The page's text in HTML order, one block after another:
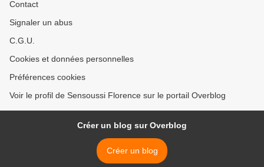
Contact
Signaler un abus
C.G.U.
Cookies et données personnelles
Préférences cookies
Voir le profil de Sensoussi Florence sur le portail Overblog
Créer un blog sur Overblog
Créer un blog